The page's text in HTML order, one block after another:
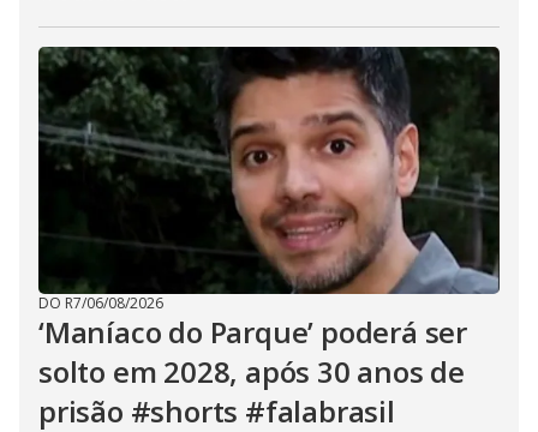
DO R7/06/08/2026
‘Maníaco do Parque’ poderá ser
solto em 2028, após 30 anos de
prisão #shorts #falabrasil